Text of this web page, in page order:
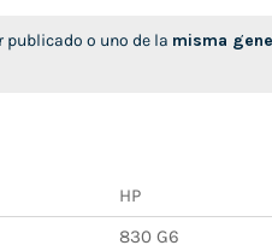
publicado o uno de la misma
HP
830 G6